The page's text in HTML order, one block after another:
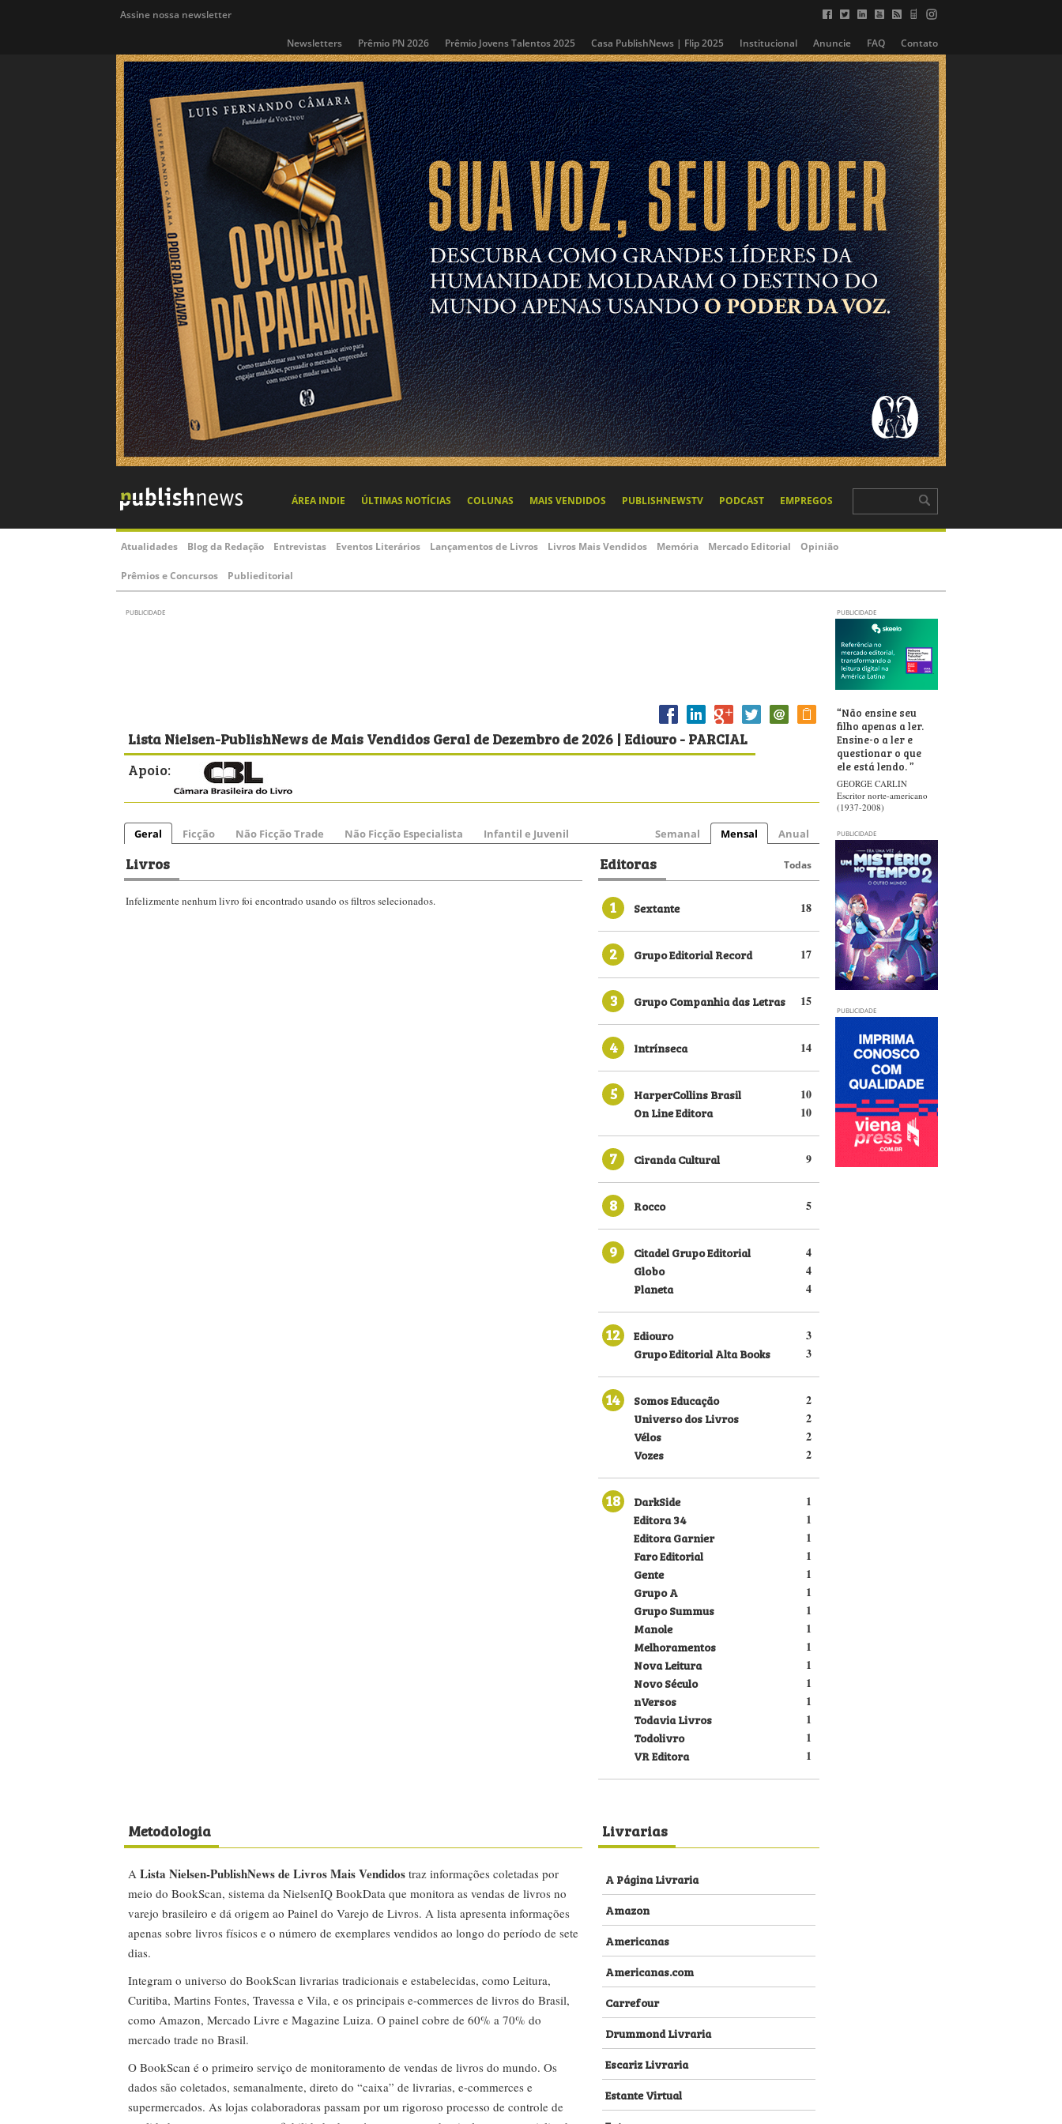
Assine nossa newsletter
Newsletters Prêmio PN 2026 Prêmio Jovens Talentos 2025 Casa PublishNews | Flip 2025 Institucional Anuncie FAQ Contato
ÁREA INDIE ÚLTIMAS NOTÍCIAS COLUNAS MAIS VENDIDOS PUBLISHNEWSTV PODCAST EMPREGOS
Atualidades Blog da Redação Entrevistas Eventos Literários Lançamentos de Livros Livros Mais Vendidos Memória Mercado Editorial Opinião
Prêmios e Concursos Publieditorial
PUBLICIDADE PUBLICIDADE
Lista Nielsen-PublishNews de Mais Vendidos Geral de Dezembro de 2026 | Ediouro - PARCIAL
Apoio:
Geral Ficção Não Ficção Trade Não Ficção Especialista Infantil e Juvenil Semanal Mensal Anual
Livros
Infelizmente nenhum livro foi encontrado usando os filtros selecionados.
Editoras Todas
1 18
Sextante
2 17
Grupo Editorial Record
3 15
Grupo Companhia das Letras
4 14
Intrínseca
5 10
HarperCollins Brasil
10
On Line Editora
7 9
Ciranda Cultural
8 5
Rocco
9 4
Citadel Grupo Editorial
4
Globo
4
Planeta
12 3
Ediouro
3
Grupo Editorial Alta Books
14 2
Somos Educação
2
Universo dos Livros
2
Vélos
2
Vozes
18 1
DarkSide
1
Editora 34
1
Editora Garnier
1
Faro Editorial
1
Gente
1
Grupo A
1
Grupo Summus
1
Manole
1
Melhoramentos
1
Nova Leitura
1
Novo Século
1
nVersos
1
Todavia Livros
1
Todolivro
1
VR Editora
Metodologia
A Lista Nielsen-PublishNews de Livros Mais Vendidos traz informações coletadas por
meio do BookScan, sistema da NielsenIQ BookData que monitora as vendas de livros no
varejo brasileiro e dá origem ao Painel do Varejo de Livros. A lista apresenta informações
apenas sobre livros físicos e o número de exemplares vendidos ao longo do período de sete
dias.
Integram o universo do BookScan livrarias tradicionais e estabelecidas, como Leitura,
Curitiba, Martins Fontes, Travessa e Vila, e os principais e-commerces de livros do Brasil,
como Amazon, Mercado Livre e Magazine Luiza. O painel cobre de 60% a 70% do
mercado trade no Brasil.
O BookScan é o primeiro serviço de monitoramento de vendas de livros do mundo. Os
dados são coletados, semanalmente, direto do “caixa” de livrarias, e-commerces e
supermercados. As lojas colaboradoras passam por um rigoroso processo de controle de
Livrarias
A Página Livraria
Amazon
Americanas
Americanas.com
Carrefour
Drummond Livraria
Escariz Livraria
Estante Virtual
“Não ensine seu
filho apenas a ler.
Ensine-o a ler e
questionar o que
ele está lendo.”
GEORGE CARLIN
Escritor norte-americano
(1937-2008)
PUBLICIDADE
PUBLICIDADE